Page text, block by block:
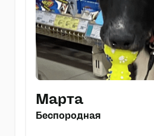
Марта
Беспородная